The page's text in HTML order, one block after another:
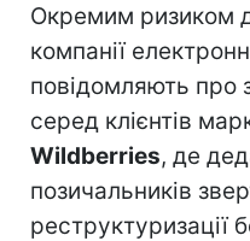
Окремим ризиком
компанії
повідомляють про
серед клієнтів
Wildberries, де
позичальників
реструктуризації